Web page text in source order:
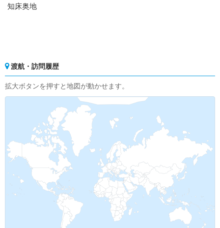
知床奥地
渡航・訪問履歴
拡大ボタンを押すと地図が動かせます。